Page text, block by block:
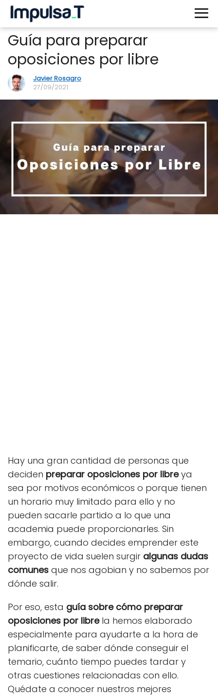
Guía para preparar
oposiciones por libre
Javier Rosagro
27/09/2021
Hay una gran cantidad de personas que
deciden preparar oposiciones por libreya
sea por motivos económicos o porque tienen
un horario muy limitado para ello y no
pueden sacarle partido a lo que una
academia puede proporcionarles. Sin
embargo, cuando decides emprender este
proyecto de vida suelen surgir algunas dudas
comunes que nos agobian y no sabemos por
dónde salir.
Por eso, esta guía sobre cómo preparar
oposiciones por libre la hemos elaborado
especialmente para ayudarte a la hora de
planificarte, de saber dónde conseguir el
temario, cuánto tiempo puedes tardar y
otras cuestiones relacionadas con ello.
Quédate a conocer nuestros mejores